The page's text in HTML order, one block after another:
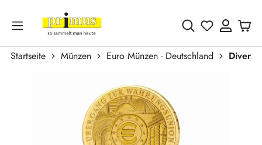
Zum Hauptinhalt springen
Du hast 0
Startseite Münzen Euro Münzen - Deutschland